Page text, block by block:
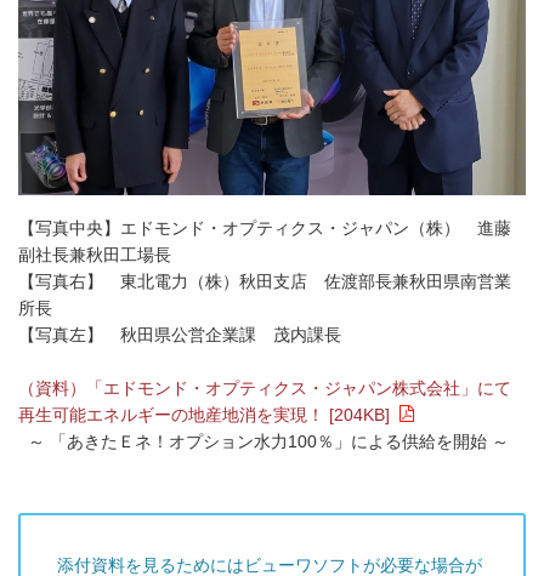
【写真中央】エドモンド・オプティクス・ジャパン（株）
進藤
副社長兼秋田工場長
【写真右】 東北電力（株）秋田支店 佐渡部長兼秋田県南営業
所長
【写真左】 秋田県公営企業課 茂内課長
（資料）「エドモンド・オプティクス・ジャパン株式会社」にて
再生可能エネルギーの地産地消を実現！ [204KB]
～ 「あきたＥネ！オプション水力100％」による供給を開始 ～
添付資料を見るためにはビューワソフトが必要な場合が